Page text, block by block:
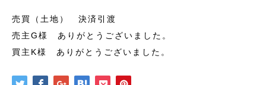
売買（土地） 決済引渡
売主G様 ありがとうございました。
買主K様 ありがとうございました。